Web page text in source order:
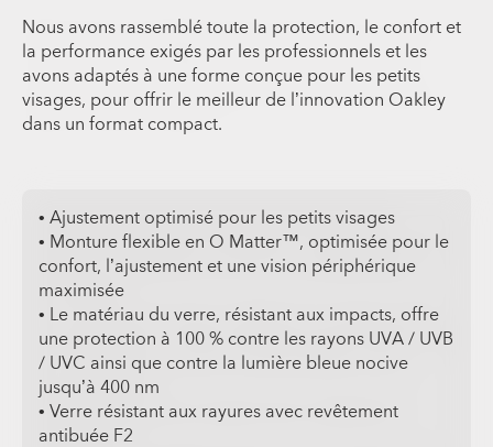
Nous avons rassemblé toute la protection, le confort et
la performance exigés par les professionnels et les
avons adaptés à une forme conçue pour les petits
visages, pour offrir le meilleur de l’innovation Oakley
dans un format compact.
• Ajustement optimisé pour les petits visages
• Monture flexible en O Matter™, optimisée pour le
confort, l’ajustement et une vision périphérique
maximisée
• Le matériau du verre, résistant aux impacts, offre
une protection à 100 % contre les rayons UVA / UVB
/ UVC ainsi que contre la lumière bleue nocive
jusqu’à 400 nm
• Verre résistant aux rayures avec revêtement
antibuée F2